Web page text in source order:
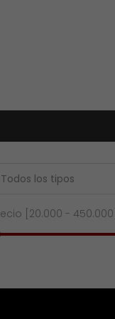
[ 20.000 - 450.000